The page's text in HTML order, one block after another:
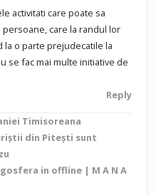
activitati care poate sa
care la randul lor
la o parte prejudecatile la
se fac mai multe initiative de
Reply
Timisoreana
din Pitești sunt
in offline | M A N A